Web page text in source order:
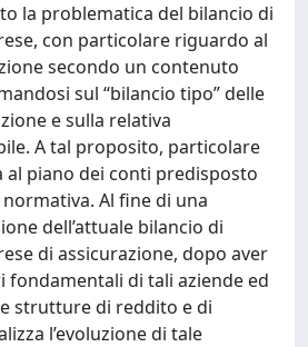
la problematica del bilancio di
con particolare riguardo al
secondo un contenuto
sul “bilancio tipo” delle
e sulla relativa
A tal proposito, particolare
piano dei conti predisposto
Al fine di una
dell’attuale bilancio di
di assicurazione, dopo aver
fondamentali di tali aziende ed
strutture di reddito e di
l’evoluzione di tale